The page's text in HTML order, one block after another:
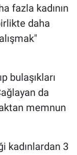
fazla kadının
daha
bulaşıkları
da
memnun
kadınlardan 3